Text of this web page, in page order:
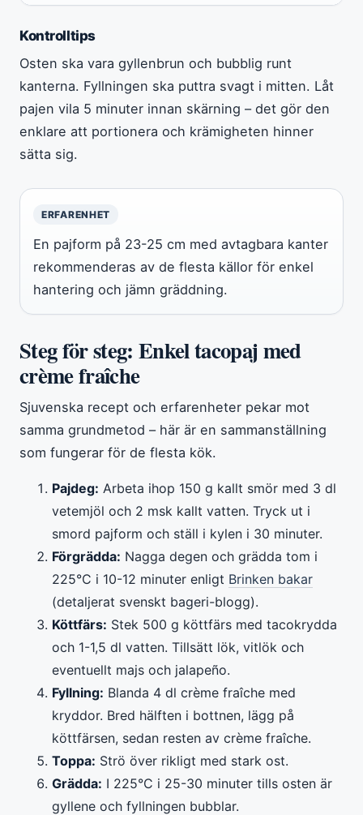
Kontrolltips
Osten ska vara gyllenbrun och bubblig runt
kanterna. Fyllningen ska puttra svagt i mitten. Låt
pajen vila 5 minuter innan skärning – det gör den
enklare att portionera och krämigheten hinner
sätta sig.
ERFARENHET
En pajform på 23-25 cm med avtagbara kanter
rekommenderas av de flesta källor för enkel
hantering och jämn gräddning.
Steg för steg: Enkel tacopaj med
crème fraîche
Sjuvenska recept och erfarenheter pekar mot
samma grundmetod – här är en sammanställning
som fungerar för de flesta kök.
Pajdeg: Arbeta ihop 150 g kallt smör med 3 dl
vetemjöl och 2 msk kallt vatten. Tryck ut i
smord pajform och ställ i kylen i 30 minuter.
Förgrädda: Nagga degen och grädda tom i
225°C i 10-12 minuter enligt Brinken bakar
(detaljerat svenskt bageri-blogg).
Köttfärs: Stek 500 g köttfärs med tacokrydda
och 1-1,5 dl vatten. Tillsätt lök, vitlök och
eventuellt majs och jalapeño.
Fyllning: Blanda 4 dl crème fraîche med
kryddor. Bred hälften i bottnen, lägg på
köttfärsen, sedan resten av crème fraîche.
Toppa: Strö över rikligt med stark ost.
Grädda: I 225°C i 25-30 minuter tills osten är
gyllene och fyllningen bubblar.